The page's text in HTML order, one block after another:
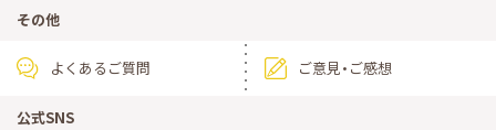
その他
よくあるご質問 ご意見・ご感想
公式SNS